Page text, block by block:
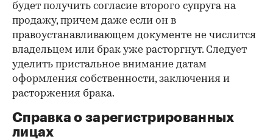
будет получить согласие второго супруга на
продажу, причем даже если он в
правоустанавливающем документе не числится
владельцем или брак уже расторгнут. Следует
уделить пристальное внимание датам
оформления собственности, заключения и
расторжения брака.
Справка о зарегистрированных
лицах